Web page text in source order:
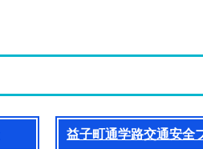
益子町通学路交通安全